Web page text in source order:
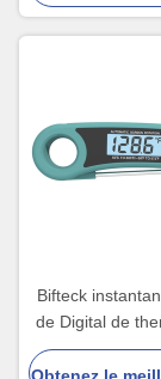
l'affichage à
de
Bifteck
de Digital de
de cuisson
utilisant la